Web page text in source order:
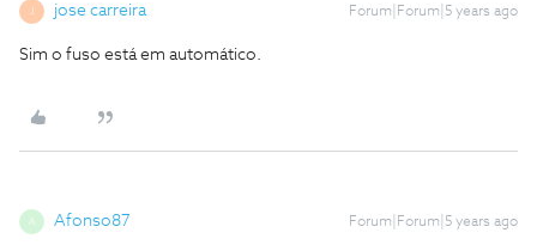
jose carreira Forum|Forum|5 years ago
Sim o fuso está em automático.
A Afonso87 Forum|Forum|5 years ago